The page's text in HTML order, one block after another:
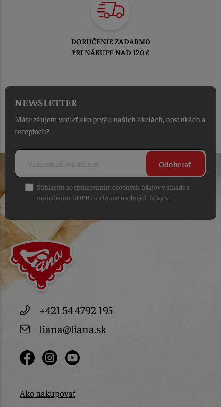
DORUČENIE ZADARMO
PRI NÁKUPE NAD 120 €
NEWSLETTER
Máte záujem vedieť ako prvý o našich akciách, novinkách a
receptoch?
Odoberať
Súhlasím so spracovaním osobných údajov v súlade s
nariadením GDPR o ochrane osobných údajov.
+421 54 4792 195
liana@liana.sk
Ako nakupovať